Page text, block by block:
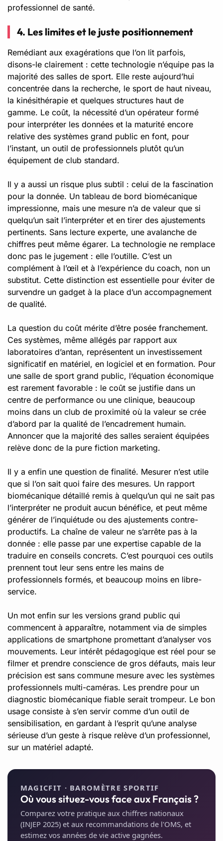
professionnel de santé.
4. Les limites et le juste positionnement
Remédiant aux exagérations que l’on lit parfois,
disons-le clairement : cette technologie n’équipe pas la
majorité des salles de sport. Elle reste aujourd’hui
concentrée dans la recherche, le sport de haut niveau,
la kinésithérapie et quelques structures haut de
gamme. Le coût, la nécessité d’un opérateur formé
pour interpréter les données et la maturité encore
relative des systèmes grand public en font, pour
l’instant, un outil de professionnels plutôt qu’un
équipement de club standard.
Il y a aussi un risque plus subtil : celui de la fascination
pour la donnée. Un tableau de bord biomécanique
impressionne, mais une mesure n’a de valeur que si
quelqu’un sait l’interpréter et en tirer des ajustements
pertinents. Sans lecture experte, une avalanche de
chiffres peut même égarer. La technologie ne remplace
donc pas le jugement : elle l’outille. C’est un
complément à l’œil et à l’expérience du coach, non un
substitut. Cette distinction est essentielle pour éviter de
survendre un gadget à la place d’un accompagnement
de qualité.
La question du coût mérite d’être posée franchement.
Ces systèmes, même allégés par rapport aux
laboratoires d’antan, représentent un investissement
significatif en matériel, en logiciel et en formation. Pour
une salle de sport grand public, l’équation économique
est rarement favorable : le coût se justifie dans un
centre de performance ou une clinique, beaucoup
moins dans un club de proximité où la valeur se crée
d’abord par la qualité de l’encadrement humain.
Annoncer que la majorité des salles seraient équipées
relève donc de la pure fiction marketing.
Il y a enfin une question de finalité. Mesurer n’est utile
que si l’on sait quoi faire des mesures. Un rapport
biomécanique détaillé remis à quelqu’un qui ne sait pas
l’interpréter ne produit aucun bénéfice, et peut même
générer de l’inquiétude ou des ajustements contre-
productifs. La chaîne de valeur ne s’arrête pas à la
donnée : elle passe par une expertise capable de la
traduire en conseils concrets. C’est pourquoi ces outils
prennent tout leur sens entre les mains de
professionnels formés, et beaucoup moins en libre-
service.
Un mot enfin sur les versions grand public qui
commencent à apparaître, notamment via de simples
applications de smartphone promettant d’analyser vos
mouvements. Leur intérêt pédagogique est réel pour se
filmer et prendre conscience de gros défauts, mais leur
précision est sans commune mesure avec les systèmes
professionnels multi-caméras. Les prendre pour un
diagnostic biomécanique fiable serait trompeur. Le bon
usage consiste à s’en servir comme d’un outil de
sensibilisation, en gardant à l’esprit qu’une analyse
sérieuse d’un geste à risque relève d’un professionnel,
sur un matériel adapté.
MAGICFIT · BAROMÈTRE SPORTIF
Où vous situez-vous face aux Français ?
Comparez votre pratique aux chiffres nationaux
(INJEP 2025) et aux recommandations de l'OMS, et
estimez vos années de vie active gagnées.